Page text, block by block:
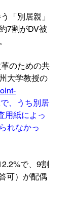
「別居親」
7割がDV被
のための共
大学教授の
、うち別居
用紙によっ
れなかっ
で、9割
可）が配偶